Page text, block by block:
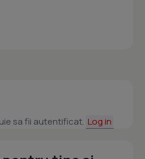
sa fii autentificat. Log in